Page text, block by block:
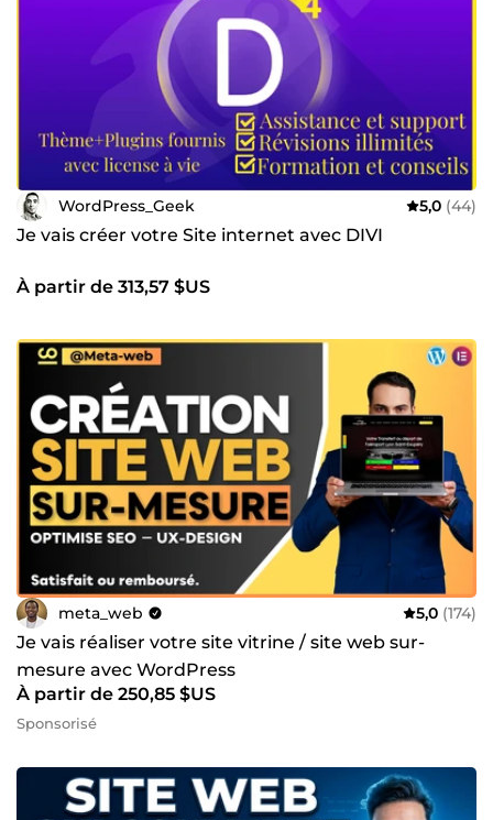
WordPress_Geek 5,0 (44)
Je vais créer votre Site internet avec DIVI
À partir de 313,57 $US
meta_web 5,0 (174)
Je vais réaliser votre site vitrine / site web sur-
mesure avec WordPress
À partir de 250,85 $US
Sponsorisé